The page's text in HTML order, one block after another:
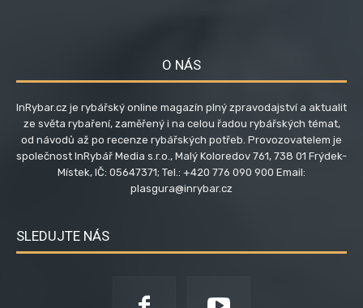
O NÁS
InRybar.cz je rybářský online magazín plný zpravodajství a aktualit
ze světa rybaření, zaměřený i na celou řadou rybářských témat,
od návodů až po recenze rybářských potřeb. Provozovatelem je
společnost InRybář Media s.r.o., Malý Koloredov 761, 738 01 Frýdek-
Místek, IČ: 05647371; Tel.: +420 776 090 900 Email:
plasgura@inrybar.cz
SLEDUJTE NÁS